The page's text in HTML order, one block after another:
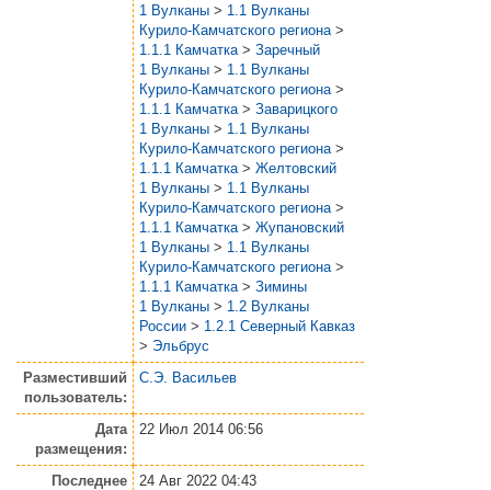
1 Вулканы > 1.1 Вулканы
Курило-Камчатского региона >
1.1.1 Камчатка > Заречный
1 Вулканы > 1.1 Вулканы
Курило-Камчатского региона >
1.1.1 Камчатка > Заварицкого
1 Вулканы > 1.1 Вулканы
Курило-Камчатского региона >
1.1.1 Камчатка > Желтовский
1 Вулканы > 1.1 Вулканы
Курило-Камчатского региона >
1.1.1 Камчатка > Жупановский
1 Вулканы > 1.1 Вулканы
Курило-Камчатского региона >
1.1.1 Камчатка > Зимины
1 Вулканы > 1.2 Вулканы
России > 1.2.1 Северный Кавказ
> Эльбрус
Разместивший
пользователь:
С.Э. Васильев
Дата
размещения:
22 Июл 2014 06:56
Последнее
24 Авг 2022 04:43